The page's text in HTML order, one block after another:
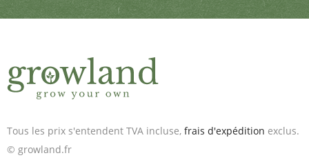
Tous les prix s'entendent TVA incluse, frais d'expédition exclus.
© growland.fr